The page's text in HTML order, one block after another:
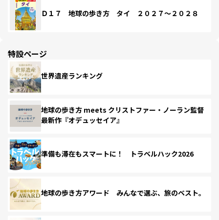
Ｄ１７ 地球の歩き方 タイ ２０２７～２０２８
特設ページ
世界遺産ランキング
地球の歩き方 meets クリストファー・ノーラン監督
最新作『オデュッセイア』
準備も滞在もスマートに！ トラベルハック2026
地球の歩き方アワード みんなで選ぶ、旅のベスト。